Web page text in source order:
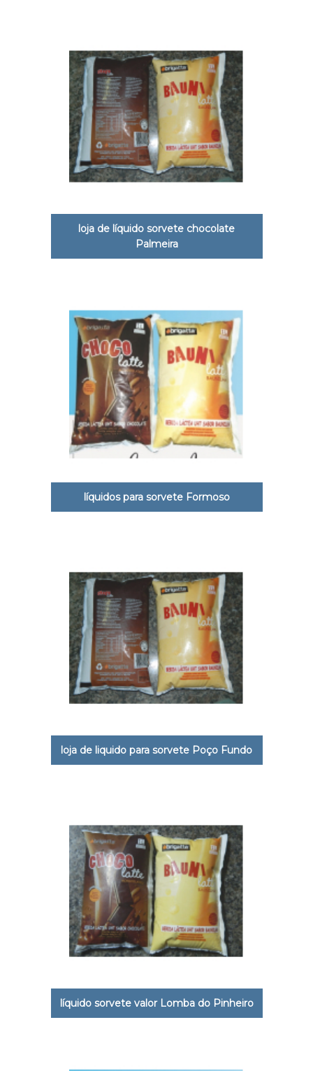
loja de líquido sorvete chocolate
Palmeira
líquidos para sorvete Formoso
loja de liquido para sorvete Poço Fundo
líquido sorvete valor Lomba do Pinheiro